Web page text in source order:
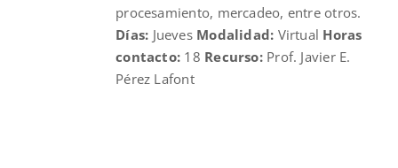
procesamiento, mercadeo, entre otros.
Días: Jueves Modalidad: Virtual Horas
contacto: 18 Recurso:Prof. Javier E.
Pérez Lafont